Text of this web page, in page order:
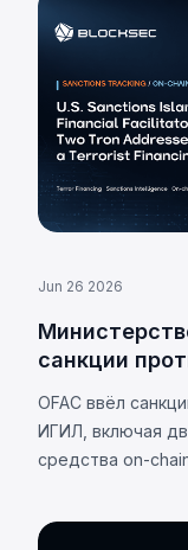
Jun 26 2026
санкции
OFAC ввёл
ИГИЛ, включая
средства on-